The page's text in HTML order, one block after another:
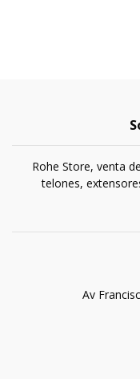
Rohe Store, venta
telones,
Av